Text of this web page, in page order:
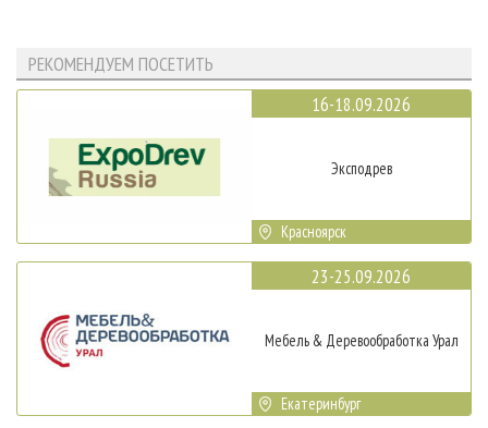
РЕКОМЕНДУЕМ ПОСЕТИТЬ
16-18.09.2026
Эксподрев
Красноярск
23-25.09.2026
Мебель & Деревообработка Урал
Екатеринбург